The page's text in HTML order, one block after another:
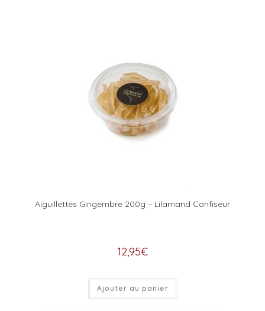
Aiguillettes Gingembre 200g – Lilamand Confiseur
12,95€
Ajouter au panier